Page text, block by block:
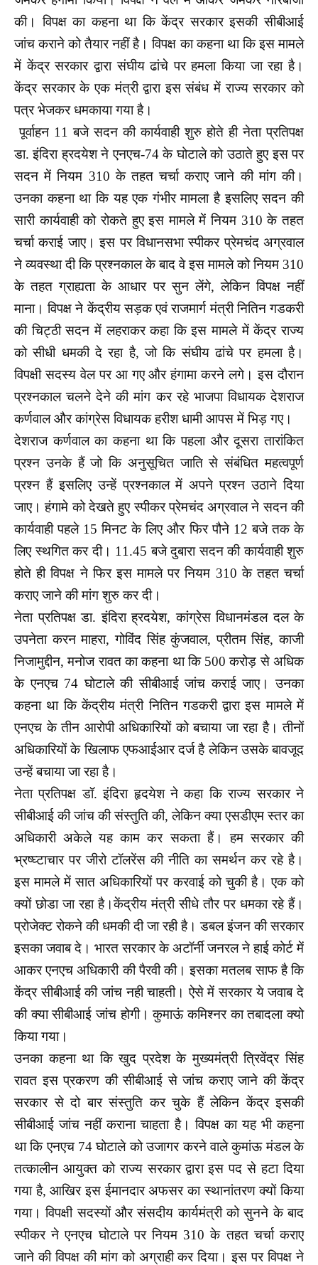
की। विपक्ष का कहना था कि केंद्र सरकार इसकी सीबीआई
जांच कराने को तैयार नहीं है। विपक्ष का कहना था कि इस मामले
में केंद्र सरकार द्वारा संघीय ढांचे पर हमला किया जा रहा है।
केंद्र सरकार के एक मंत्री द्वारा इस संबंध में राज्य सरकार को
पत्र भेजकर धमकाया गया है।
पूर्वाहन 11 बजे सदन की कार्यवाही शुरु होते ही नेता प्रतिपक्ष
डा. इंदिरा ह्रदयेश ने एनएच-74 के घोटाले को उठाते हुए इस पर
सदन में नियम 310 के तहत चर्चा कराए जाने की मांग की।
उनका कहना था कि यह एक गंभीर मामला है इसलिए सदन की
सारी कार्यवाही को रोकते हुए इस मामले में नियम 310 के तहत
चर्चा कराई जाए। इस पर विधानसभा स्पीकर प्रेमचंद अग्रवाल
ने व्यवस्था दी कि प्रश्नकाल के बाद वे इस मामले को नियम 310
के तहत ग्राह्यता के आधार पर सुन लेंगे, लेकिन विपक्ष नहीं
माना। विपक्ष ने केंद्रीय सड़क एवं राजमार्ग मंत्री नितिन गडकरी
की चिट्ठी सदन में लहराकर कहा कि इस मामले में केंद्र राज्य
को सीधी धमकी दे रहा है, जो कि संघीय ढांचे पर हमला है।
विपक्षी सदस्य वेल पर आ गए और हंगामा करने लगे। इस दौरान
प्रश्नकाल चलने देने की मांग कर रहे भाजपा विधायक देशराज
कर्णवाल और कांग्रेस विधायक हरीश धामी आपस में भिड़ गए।
देशराज कर्णवाल का कहना था कि पहला और दूसरा तारांकित
प्रश्न उनके हैं जो कि अनुसूचित जाति से संबंधित महत्वपूर्ण
प्रश्न हैं इसलिए उन्हें प्रश्नकाल में अपने प्रश्न उठाने दिया
जाए। हंगामे को देखते हुए स्पीकर प्रेमचंद अग्रवाल ने सदन की
कार्यवाही पहले 15 मिनट के लिए और फिर पौने 12 बजे तक के
लिए स्थगित कर दी। 11.45 बजे दुबारा सदन की कार्यवाही शुरु
होते ही विपक्ष ने फिर इस मामले पर नियम 310 के तहत चर्चा
कराए जाने की मांग शुरु कर दी।
नेता प्रतिपक्ष डा. इंदिरा ह्रदयेश, कांग्रेस विधानमंडल दल के
उपनेता करन माहरा, गोविंद सिंह कुंजवाल, प्रीतम सिंह, काजी
निजामुद्दीन, मनोज रावत का कहना था कि 500 करोड़ से अधिक
के एनएच 74 घोटाले की सीबीआई जांच कराई जाए। उनका
कहना था कि केंद्रीय मंत्री नितिन गडकरी द्वारा इस मामले में
एनएच के तीन आरोपी अधिकारियों को बचाया जा रहा है। तीनों
अधिकारियों के खिलाफ एफआईआर दर्ज है लेकिन उसके बावजूद
उन्हें बचाया जा रहा है।
नेता प्रतिपक्ष डॉ. इंदिरा हृदयेश ने कहा कि राज्य सरकार ने
सीबीआई की जांच की संस्तुति की, लेकिन क्या एसडीएम स्तर का
अधिकारी अकेले यह काम कर सकता हैं। हम सरकार की
भ्रष्घ्टाचार पर जीरो टॉलरेंस की नीति का समर्थन कर रहे है।
इस मामले में सात अधिकारियों पर करवाई को चुकी है। एक को
क्यों छोडा जा रहा है।केंद्रीय मंत्री सीधे तौर पर धमका रहे हैं।
प्रोजेक्ट रोकने की धमकी दी जा रही है। डबल इंजन की सरकार
इसका जवाब दे। भारत सरकार के अटॉर्नी जनरल ने हाई कोर्ट में
आकर एनएच अधिकारी की पैरवी की। इसका मतलब साफ है कि
केंद्र सीबीआई की जांच नही चाहती। ऐसे में सरकार ये जवाब दे
की क्या सीबीआई जांच होगी। कुमाऊं कमिश्नर का तबादला क्यो
किया गया।
उनका कहना था कि खुद प्रदेश के मुख्यमंत्री त्रिवेंद्र सिंह
रावत इस प्रकरण की सीबीआई से जांच कराए जाने की केंद्र
सरकार से दो बार संस्तुति कर चुके हैं लेकिन केंद्र इसकी
सीबीआई जांच नहीं कराना चाहता है। विपक्ष का यह भी कहना
था कि एनएच 74 घोटाले को उजागर करने वाले कुमांऊ मंडल के
तत्कालीन आयुक्त को राज्य सरकार द्वारा इस पद से हटा दिया
गया है, आखिर इस ईमानदार अफसर का स्थानांतरण क्यों किया
गया। विपक्षी सदस्यों और संसदीय कार्यमंत्री को सुनने के बाद
स्पीकर ने एनएच घोटाले पर नियम 310 के तहत चर्चा कराए
जाने की विपक्ष की मांग को अग्राही कर दिया।इस पर विपक्ष ने